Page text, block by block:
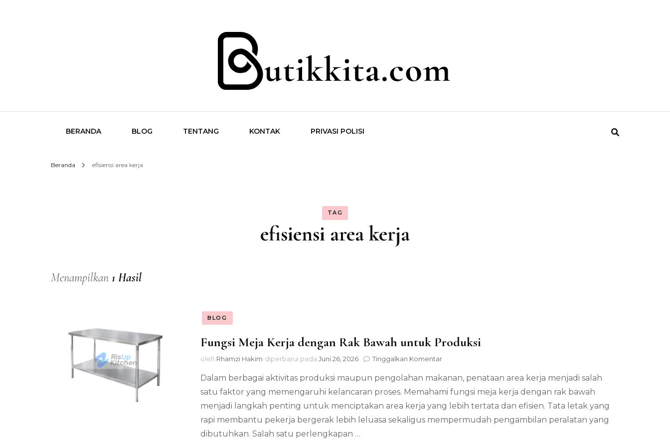
butikkita.com
BERANDA BLOG TENTANG KONTAK PRIVASI POLISI
Beranda efisiensi area kerja
TAG
efisiensi area kerja
Menampilkan 1 Hasil
BLOG
Fungsi Meja Kerja dengan Rak Bawah untuk Produksi
oleh Rhamzi Hakim diperbarui pada Juni 26, 2026 Tinggalkan Komentarpada
Meja
Kerja
dengan
Rak
Bawah
Dalam berbagai aktivitas produksi maupun pengolahan makanan, penataan area kerja menjadi salah
satu faktor yang memengaruhi kelancaran proses. Memahami fungsi meja kerja dengan rak bawah
menjadi langkah penting untuk menciptakan area kerja yang lebih tertata dan efisien. Tata letak yang
rapi membantu pekerja bergerak lebih leluasa sekaligus mempermudah pengambilan peralatan yang
dibutuhkan. Salah satu perlengkapan …